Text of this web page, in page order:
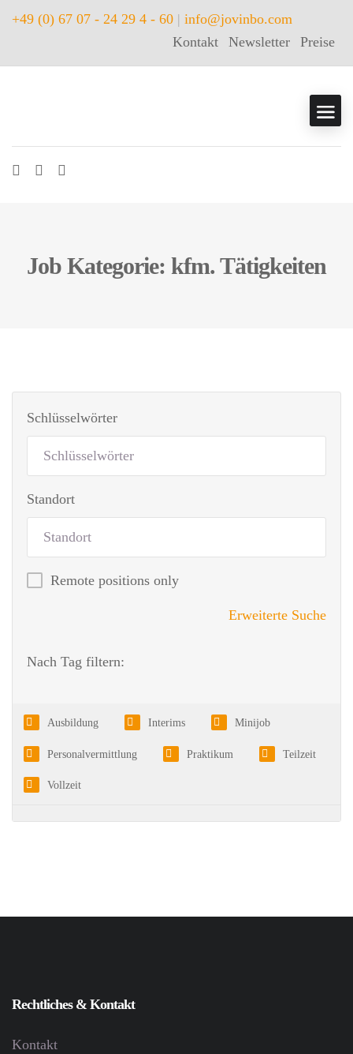
+49 (0) 67 07 - 24 29 4 - 60 | info@jovinbo.com
Kontakt
Newsletter Preise
Job Kategorie: kfm. Tätigkeiten
Schlüsselwörter
Standort
Remote positions only
Erweiterte Suche
Nach Tag filtern:
Ausbildung Interims Minijob
Personalvermittlung Praktikum Teilzeit
Vollzeit
Rechtliches & Kontakt
Kontakt